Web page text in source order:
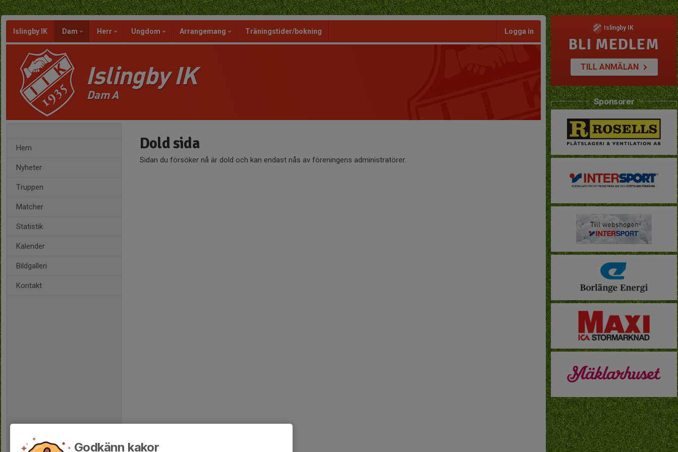
Islingby IK Dam Herr Ungdom Arrangemang Träningstider/bokning Logga in
Islingby IK
Dam A
Hem
Nyheter
Truppen
Matcher
Statistik
Kalender
Bildgalleri
Kontakt
Dold sida
Sidan du försöker nå är dold och kan endast nås av föreningens administratörer.
Islingby IK
BLI MEDLEM
TILL ANMÄLAN
Sponsorer
Godkänn kakor